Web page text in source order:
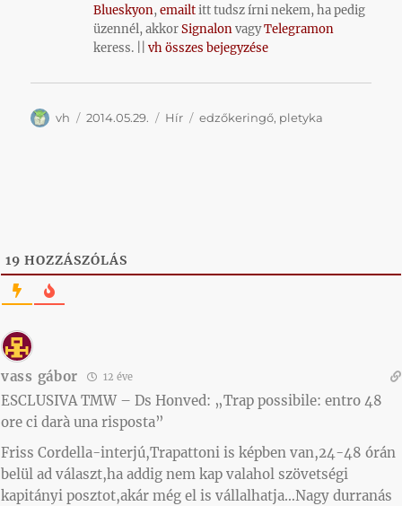
Blueskyon,emailtitt tudsz írni nekem, ha pedig
üzennél, akkorSignalonvagyTelegramon
keress. ||vh összes bejegyzése
Szerző
vh Közzétéve
2014.05.29. Kategória
Hír Címke
edzőkeringő, pletyka
19 HOZZÁSZÓLÁS
vass gábor 12 éve
ESCLUSIVA TMW – Ds Honved: „Trap possibile: entro 48
ore ci darà una risposta”
Friss Cordella-interjú,Trapattoni is képben van,24-48 órán
belül ad választ,ha addig nem kap valahol szövetségi
kapitányi posztot,akár még el is vállalhatja…Nagy durranás